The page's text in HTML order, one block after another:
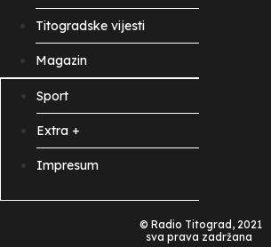
Titogradske vijesti
Magazin
Sport
Extra +
Impresum
© Radio Titograd, 2021
sva prava zadržana